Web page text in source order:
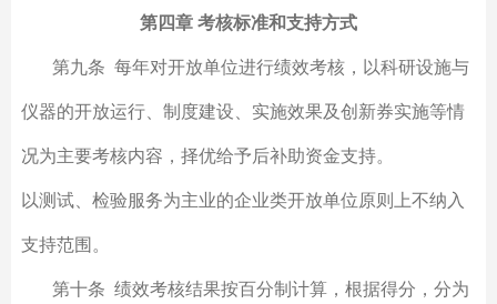
第四章 考核标准和支持方式
第九条 每年对开放单位进行绩效考核，以科研设施与
仪器的开放运行、制度建设、实施效果及创新券实施等情
况为主要考核内容，择优给予后补助资金支持。
以测试、检验服务为主业的企业类开放单位原则上不纳入
支持范围。
第十条 绩效考核结果按百分制计算，根据得分，分为